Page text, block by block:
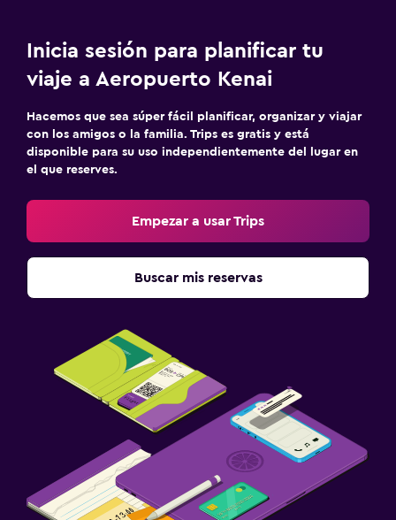
Inicia sesión para planificar tu
viaje a Aeropuerto Kenai
Hacemos que sea súper fácil planificar, organizar y viajar
con los amigos o la familia. Trips es gratis y está
disponible para su uso independientemente del lugar en
el que reserves.
Empezar a usar Trips
Buscar mis reservas